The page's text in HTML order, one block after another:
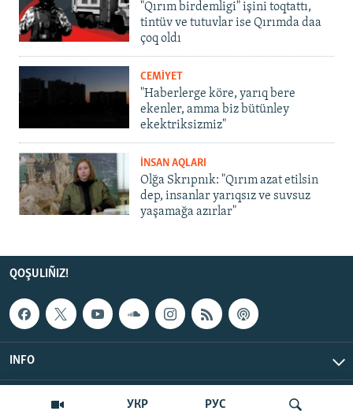
УКР РУС
"Qırım birdemligi" işini toqtattı,
tintüv ve tutuvlar ise Qırımda daa
çoq oldı
CEMİYET
"Haberlerge köre, yarıq bere
ekenler, amma biz bütünley
ekektriksizmiz"
İNSAN AQLARI
Olğa Skrıpnık: "Qırım azat etilsin
dep, insanlar yarıqsız ve suvsuz
yaşamağa azırlar"
QOŞULIÑIZ!
INFO
© Qırım.Aqiqat, 2026 | All Rights Reserved.